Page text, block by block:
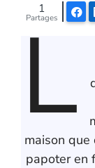
Partages
1
L
maison
papoter en